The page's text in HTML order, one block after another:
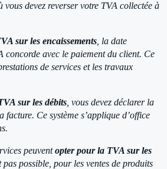
vous devez reverser votre TVA collectée à
sur les encaissements , la date
concorde avec le paiement du client. Ce
de services et les travaux
sur les débits , vous devez déclarer la
facture. Ce système s’applique d’office
peuventopter pour la TVA sur les
pas possible, pour les ventes de produits